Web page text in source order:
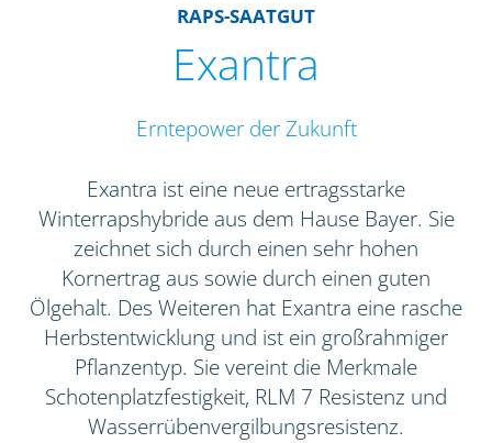
RAPS-SAATGUT
Exantra
Erntepower der Zukunft
Exantra ist eine neue ertragsstarke
Winterrapshybride aus dem Hause Bayer. Sie
zeichnet sich durch einen sehr hohen
Kornertrag aus sowie durch einen guten
Ölgehalt. Des Weiteren hat Exantra eine rasche
Herbstentwicklung und ist ein großrahmiger
Pflanzentyp. Sie vereint die Merkmale
Schotenplatzfestigkeit, RLM 7 Resistenz und
Wasserrübenvergilbungsresistenz.